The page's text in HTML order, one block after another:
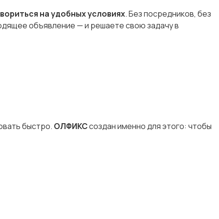
на удобных условиях. Без посредников, без
объявление — и решаете свою задачу в
быстро. ОЛФИКСсоздан именно для этого: чтобы